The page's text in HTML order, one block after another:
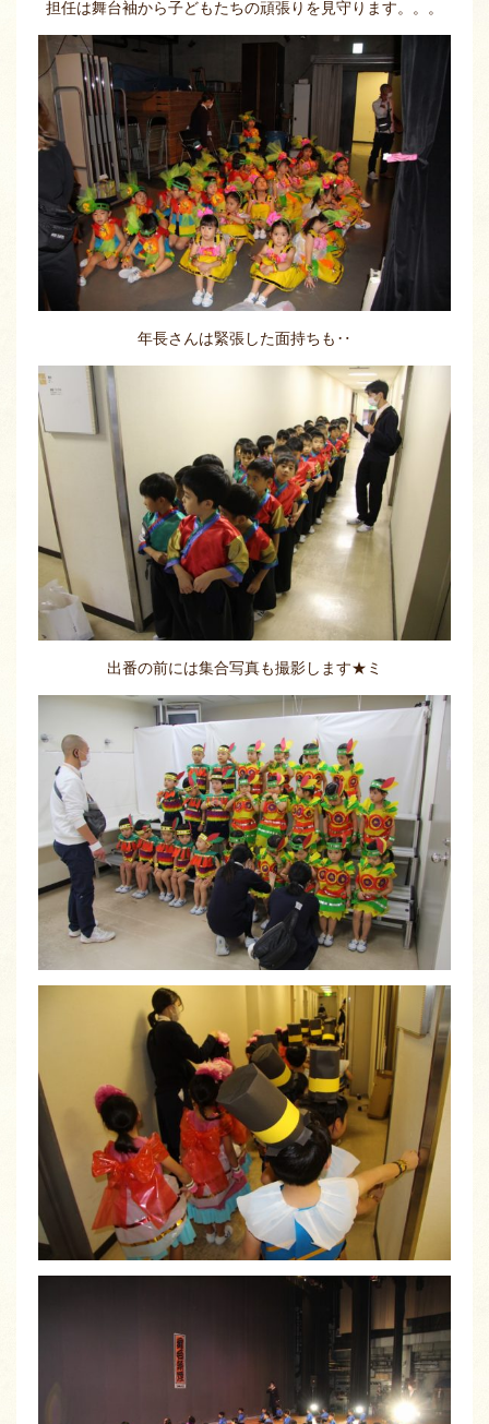
担任は舞台袖から子どもたちの頑張りを見守ります。。。
年長さんは緊張した面持ちも‥
出番の前には集合写真も撮影します★ミ